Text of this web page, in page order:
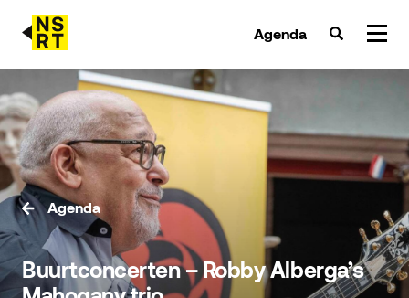
Agenda
agenda & tickets
nieuws
team
over NSRT
partners
Buurtconcerten – Robby Alberga’s
Agenda